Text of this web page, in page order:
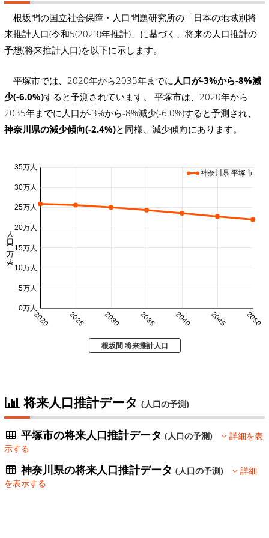
根坂間の国立社会保障・人口問題研究所の「日本の地域別将
来推計人口(令和5(2023)年推計)」に基づく、将来の人口推計の
予想(将来推計人口)を以下に示します。
平塚市では、2020年から2035年までに 人口が-3%から-8%減
少(-6.0%)すると予測されています。 平塚市は、2020年から
2035年までに人口が-3%から-8%減少(-6.0%)すると予測され、
神奈川県の減少傾向(-2.4%)と同様、減少傾向にあります。
2020 2025 2030 2035 2040 2045 2050
0万人
5万人
10万人
15万人
20万人
25万人
30万人
35万人
人口 (万人)
神奈川県 平塚市
根坂間 将来推計人口
将来人口推計データ (人口の予測)
平塚市の将来人口推計データ(人口の予測)
詳細を表
示する
神奈川県の将来人口推計データ(人口の予測)
詳細
を表示する